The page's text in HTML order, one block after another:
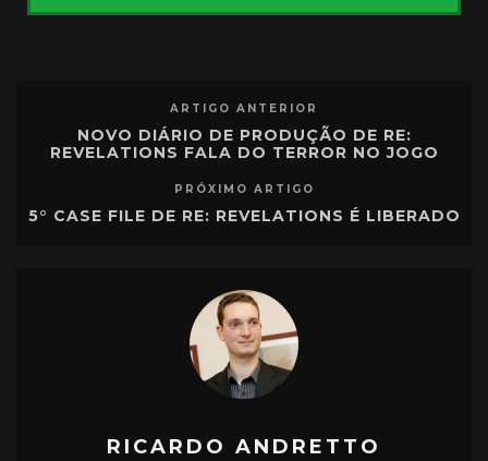
ARTIGO ANTERIOR
NOVO DIÁRIO DE PRODUÇÃO DE RE:
REVELATIONS FALA DO TERROR NO JOGO
PRÓXIMO ARTIGO
5° CASE FILE DE RE: REVELATIONS É LIBERADO
RICARDO ANDRETTO